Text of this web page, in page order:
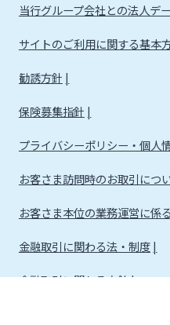
当行グループ会社との法人デ
サイトのご利用に関する基本
勧誘方針
保険募集指針
プライバシーポリシー・個人
お客さま訪問時のお取引につ
お客さま本位の業務運営に係
金融取引に関わる法・制度
金融取引に関わる方針